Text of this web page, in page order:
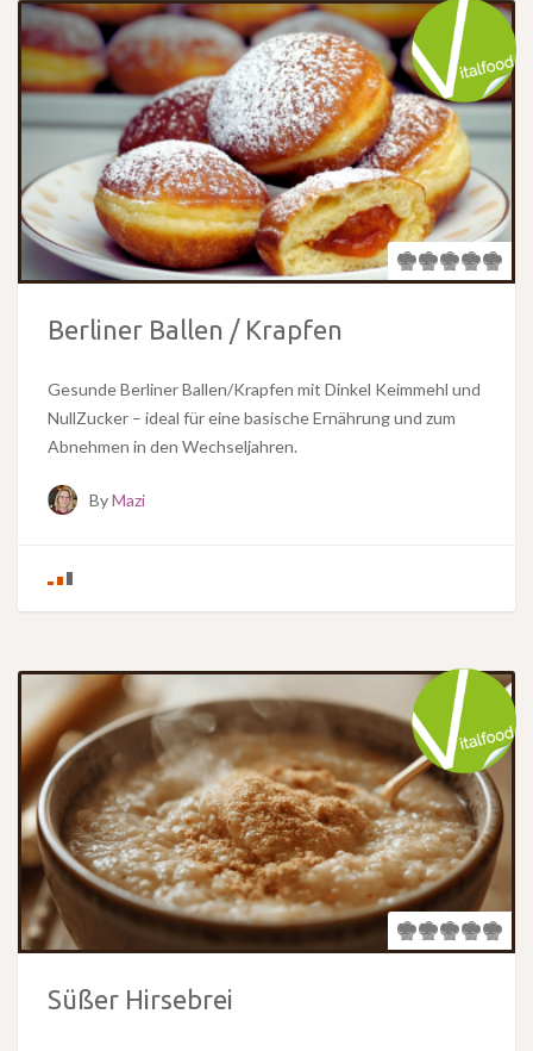
Berliner Ballen / Krapfen
Gesunde Berliner Ballen/Krapfen mit Dinkel Keimmehl und
NullZucker – ideal für eine basische Ernährung und zum
Abnehmen in den Wechseljahren.
ByMazi
Süßer Hirsebrei